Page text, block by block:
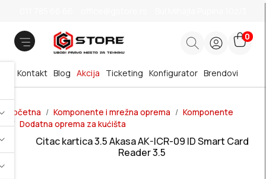
0
Brendovi
Blog Akcija
Kontakt Ticketing Konfigurator
Početna Komponente i mrežna oprema
Komponente
Dodatna oprema za kućišta
Citac kartica 3.5 Akasa AK-ICR-09 ID Smart Card
Reader 3.5